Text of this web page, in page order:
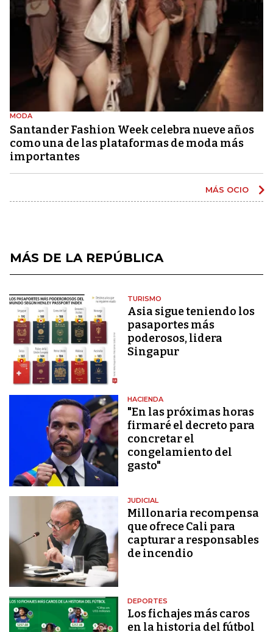
MODA
Santander Fashion Week celebra nueve años
como una de las plataformas de moda más
importantes
MÁS OCIO
MÁS DE LA REPÚBLICA
TURISMO
Asia sigue teniendo los
pasaportes más
poderosos, lidera
Singapur
HACIENDA
"En las próximas horas
firmaré el decreto para
concretar el
congelamiento del
gasto"
JUDICIAL
Millonaria recompensa
que ofrece Cali para
capturar a responsables
de incendio
DEPORTES
Los fichajes más caros
en la historia del fútbol